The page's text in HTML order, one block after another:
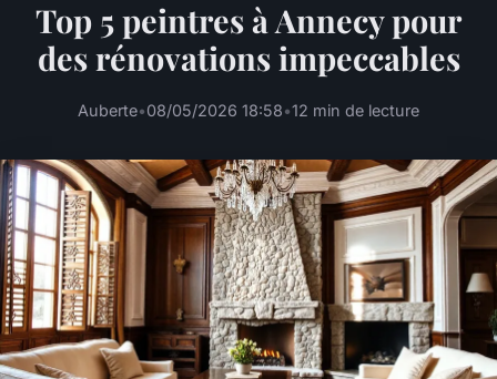
Top 5 peintres à Annecy pour
des rénovations impeccables
Auberte•08/05/2026 18:58•12 min de lecture